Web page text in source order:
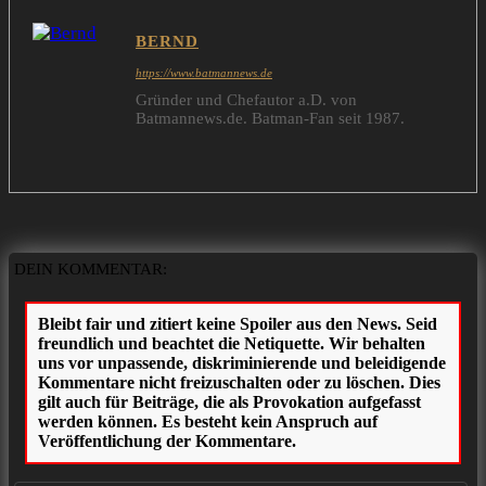
BERND
https://www.batmannews.de
Gründer und Chefautor a.D. von
Batmannews.de. Batman-Fan seit 1987.
DEIN KOMMENTAR: